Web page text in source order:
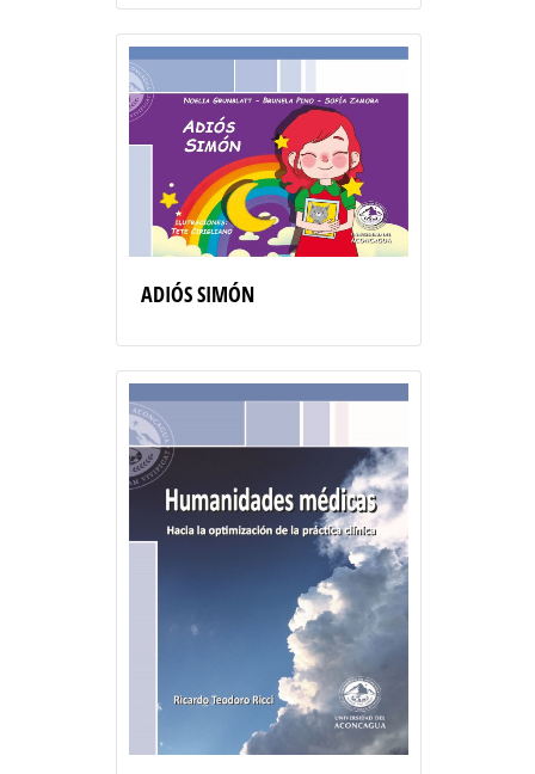
ADIÓS SIMÓN